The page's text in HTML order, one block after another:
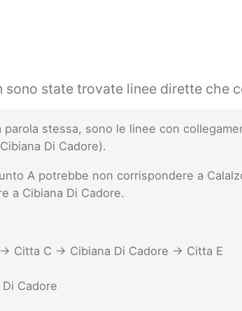
sono state trovate linee dirette che
parola stessa, sono le linee con
Di Cadore).
A potrebbe non corrispondere a
a Cibiana Di Cadore.
Citta C -> Cibiana Di Cadore -> Citta E
Cadore